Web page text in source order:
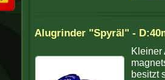
Alugrinder "Spyräl" -
Kleiner
besitzt